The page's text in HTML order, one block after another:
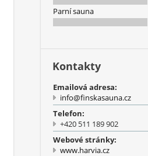
Parní sauna
Kontakty
Emailová adresa:
info@finskasauna.cz
Telefon:
+420 511 189 902
Webové stránky:
www.harvia.cz